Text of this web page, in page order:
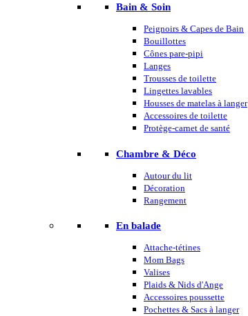
Bain & Soin
Peignoirs & Capes de Bain
Bouillottes
Cônes pare-pipi
Langes
Trousses de toilette
Lingettes lavables
Housses de matelas à langer
Accessoires de toilette
Protège-carnet de santé
Chambre & Déco
Autour du lit
Décoration
Rangement
En balade
Attache-tétines
Mom Bags
Valises
Plaids & Nids d'Ange
Accessoires poussette
Pochettes & Sacs à langer